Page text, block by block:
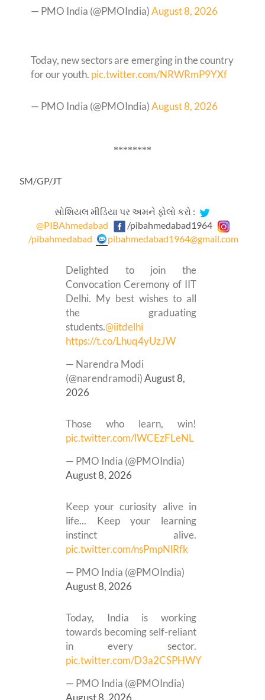
— PMO India (@PMOIndia)August 8, 2026
Today, new sectors are emerging in the country
for our youth. pic.twitter.com/NRWRmP9YXf
— PMO India (@PMOIndia)August 8, 2026
********
SM/GP/JT
સોશિયલ મીડિયા પર અમને ફોલો કરો :
@PIBAhmedabad
/pibahmedabad1964
/pibahmedabad
pibahmedabad1964@gmail.com
Delighted to join the
Convocation Ceremony of IIT
Delhi. My best wishes to all
the graduating
students.@iitdelhi
https://t.co/Lhuq4yUzJW
— Narendra Modi
(@narendramodi)August 8,
2026
Those who learn, win!
pic.twitter.com/lWCEzFLeNL
— PMO India (@PMOIndia)
August 8, 2026
Keep your curiosity alive in
life... Keep your learning
instinct alive.
pic.twitter.com/nsPmpNlRfk
— PMO India (@PMOIndia)
August 8, 2026
Today, India is working
towards becoming self-reliant
in every sector.
pic.twitter.com/D3a2CSPHWY
— PMO India (@PMOIndia)